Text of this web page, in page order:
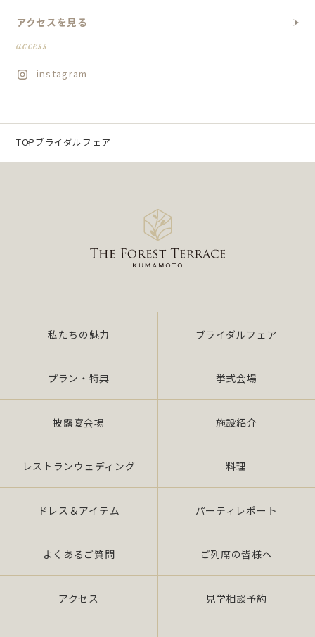
アクセスを見る
access
instagram
TOPブライダルフェア
私たちの魅力 ブライダルフェア
プラン・特典 挙式会場
披露宴会場 施設紹介
レストランウェディング 料理
ドレス＆アイテム パーティレポート
よくあるご質問 ご列席の皆様へ
アクセス 見学相談予約